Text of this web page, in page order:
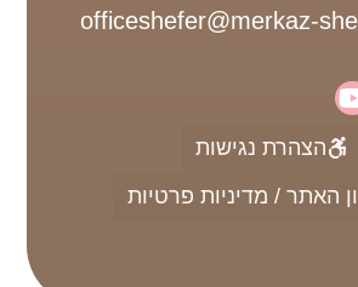
officeshefer@merkaz-
הצהרת נגישות
האתר / מדיניות פרטיות